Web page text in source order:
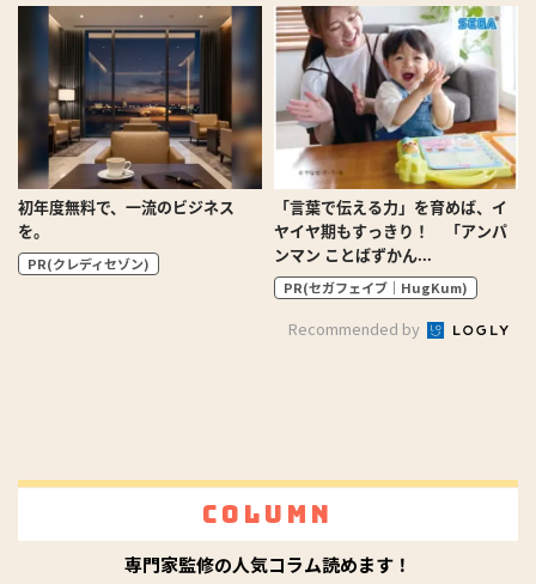
初年度無料で、一流のビジネス
を。
PR(クレディセゾン)
「言葉で伝える力」を育めば、イ
ヤイヤ期もすっきり！ 「アンパ
ンマン ことばずかん...
PR(セガフェイブ｜HugKum)
Recommended by
Column
専門家監修の人気コラム読めます！